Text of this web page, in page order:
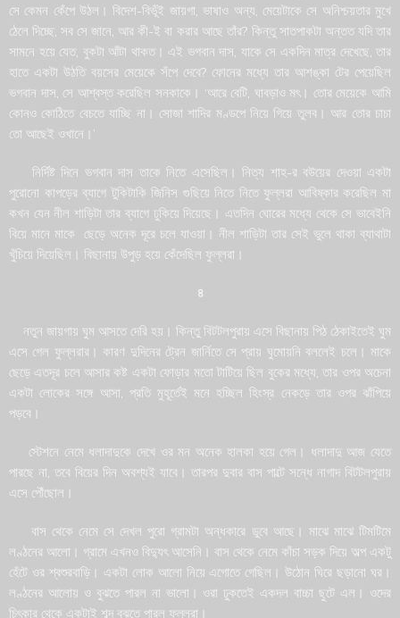
সে কেমন কেঁপে উঠল। বিদেশ-বিভূঁই জায়গা, ভাষাও অন্য, মেয়েটাকে সে অনিশ্চয়তার মুখে
ঠেলে দিচ্ছে, সব সে জানে, আর কী-ই বা করার আছে তাঁর? কিন্তু সাতপাকটা অন্তত যদি তার
সামনে হয়ে যেত, বুকটা আঁটা থাকত। এই ভগবান দাস, যাকে সে একদিন মাত্র দেখেছে, তার
হাতে একটা উঠতি বয়সের মেয়েকে সঁপে দেবে? ফোনের মধ্যে তার আশঙ্কা টের পেয়েছিল
ভগবান দাস, সে আশ্বস্ত করেছিল সনকাকে। ‘আরে বেটি, ঘাবড়াও মৎ। তোর মেয়েকে আমি
কোনও কোঠিতে বেচতে যাচ্ছি না। সোজা শাদির মণ্ডপে নিয়ে গিয়ে তুলব। আর তোর চাচা
তো আছেই ওখানে।’
নির্দিষ্ট দিনে ভগবান দাস তাকে নিতে এসেছিল। নিত্য শাহ-র বউয়ের দেওয়া একটা
পুরোনো কাপড়ের ব্যাগে টুকিটাকি জিনিস গুছিয়ে নিতে নিতে ফুল্লরা আবিষ্কার করেছিল মা
কখন যেন নীল শাড়িটা তার ব্যাগে ঢুকিয়ে দিয়েছে। এতদিন ঘোরের মধ্যে থেকে সে ভাবেইনি
বিয়ে মানে মাকে ছেড়ে অনেক দূরে চলে যাওয়া। নীল শাড়িটা তার সেই ভুলে থাকা ব্যাথাটা
খুঁচিয়ে দিয়েছিল। বিছানায় উপুড় হয়ে কেঁদেছিল ফুল্লরা।
৪
নতুন জায়গায় ঘুম আসতে দেরি হয়। কিন্তু বিটটলপুরায় এসে বিছানায় পিঠ ঠেকাইতেই ঘুম
এসে গেল ফুল্লরার। কারণ দুদিনের ট্রেন জার্নিতে সে প্রায় ঘুমোয়নি বললেই চলে। মাকে
ছেড়ে এতদূর চলে আসার কষ্ট একটা ফোড়ার মতো টাটিয়ে ছিল বুকের মধ্যে, তার ওপর অচেনা
একটা লোকের সঙ্গে আসা, প্রতি মুহূর্তেই মনে হচ্ছিল হিংস্র নেকড়ে তার ওপর ঝাঁপিয়ে
পড়বে।
স্টেশনে নেমে ধলাদাদুকে দেখে ওর মন অনেক হালকা হয়ে গেল। ধলাদাদু আজ যেতে
পারছে না, তবে বিয়ের দিন অবশ্যই যাবে। তারপর দুবার বাস পাল্টে সন্ধে নাগাদ বিটটলপুরায়
এসে পৌঁছোল।
বাস থেকে নেমে সে দেখল পুরো গ্রামটা অন্ধকারে ডুবে আছে। মাঝে মাঝে টিমটিমে
লণ্ঠনের আলো। গ্রামে এখনও বিদ্যুৎ আসেনি। বাস থেকে নেমে কাঁচা সড়ক দিয়ে অল্প একটু
হেঁটে ওর শ্বশুরবাড়ি। একটা লোক আলো নিয়ে এগোতে গেছিল। উঠোন ঘিরে ছড়ানো ঘর।
লণ্ঠনের আলোয় ও বুঝতে পারল না ভালো। ওরা ঢুকতেই একদল বাচ্চা ছুটে এল। ওদের
চিৎকার থেকে একটাই শব্দ বুঝতে পারল ফুল্লরা।